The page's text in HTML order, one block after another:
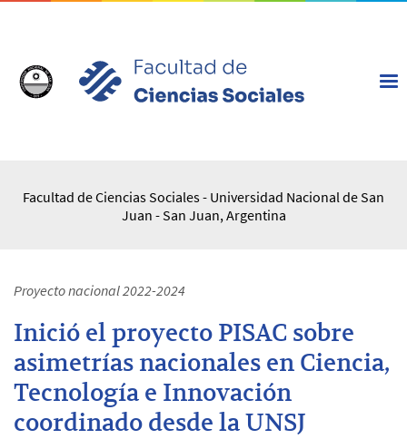
Facultad de Ciencias Sociales - Universidad Nacional de San
Juan - San Juan, Argentina
Proyecto nacional 2022-2024
Inició el proyecto PISAC sobre
asimetrías nacionales en Ciencia,
Tecnología e Innovación
coordinado desde la UNSJ